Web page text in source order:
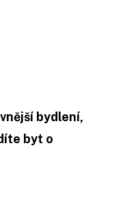
bydlení,
byt o